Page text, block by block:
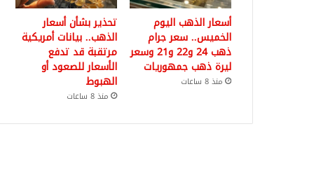
أسعار الذهب اليوم
الخميس.. سعر جرام
ذهب 24 و22 و21 وسعر
ليرة ذهب جمهوريات
منذ 8 ساعات
تحذير بشأن أسعار
الذهب.. بيانات أمريكية
مرتقبة قد تدفع
الأسعار للصعود أو
الهبوط
منذ 8 ساعات